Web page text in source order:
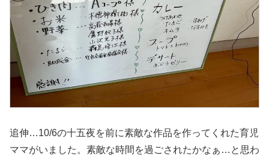
追伸…10/6の十五夜を前に素敵な作品を作ってくれた育児
ママがいました。素敵な時間を過ごされたかなぁ…と思わ